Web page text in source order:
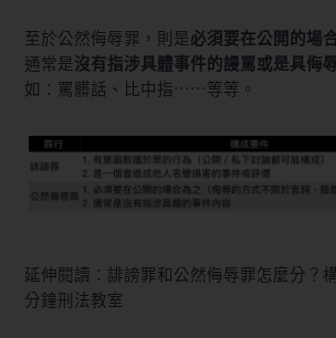
至於公然侮辱罪，則是必須要在公開的場
通常是沒有指涉具體事件的謾罵或是具侮
如：罵髒話、比中指⋯⋯等等。
延伸閱讀：誹謗罪和公然侮辱罪怎麼分？
分鐘刑法教室